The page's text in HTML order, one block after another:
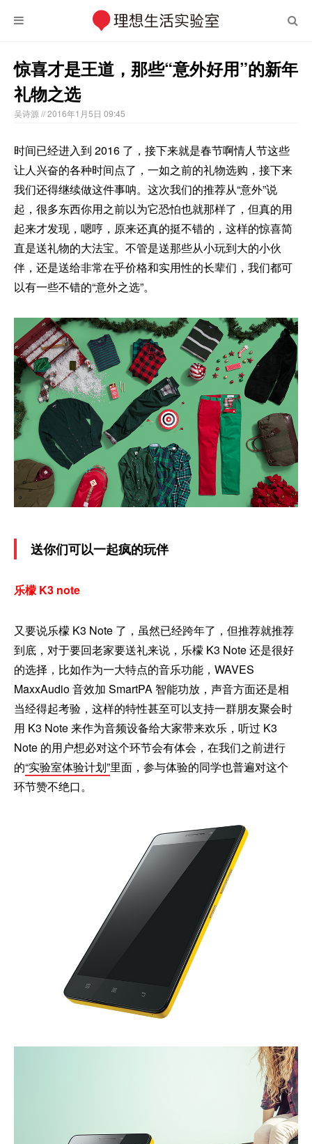
惊喜才是王道，那些“意外好用”的新年
礼物之选
吴诗源 // 2016年1月5日 09:45
时间已经进入到 2016 了，接下来就是春节啊情人节这些
让人兴奋的各种时间点了，一如之前的礼物选购，接下来
我们还得继续做这件事呐。这次我们的推荐从“意外”说
起，很多东西你用之前以为它恐怕也就那样了，但真的用
起来才发现，嗯哼，原来还真的挺不错的，这样的惊喜简
直是送礼物的大法宝。不管是送那些从小玩到大的小伙
伴，还是送给非常在乎价格和实用性的长辈们，我们都可
以有一些不错的“意外之选”。
送你们可以一起疯的玩伴
乐檬 K3 note
又要说乐檬 K3 Note 了，虽然已经跨年了，但推荐就推荐
到底，对于要回老家要送礼来说，乐檬 K3 Note 还是很好
的选择，比如作为一大特点的音乐功能，WAVES
MaxxAudio 音效加 SmartPA 智能功放，声音方面还是相
当经得起考验，这样的特性甚至可以支持一群朋友聚会时
用 K3 Note 来作为音频设备给大家带来欢乐，听过 K3
Note 的用户想必对这个环节会有体会，在我们之前进行
的“实验室体验计划”里面，参与体验的同学也普遍对这个
环节赞不绝口。